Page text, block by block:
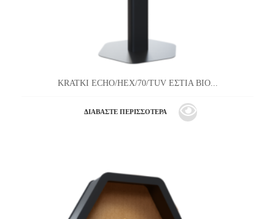
KRATKI ECHO/HEX/70/TUV ΕΣΤΙΑ ΒΙΟ...
ΔΙΑΒΆΣΤΕ ΠΕΡΙΣΣΌΤΕΡΑ